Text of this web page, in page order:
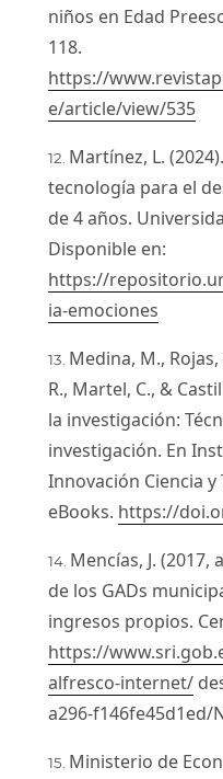
niños en Edad
118.
https://
e/article/view/535
Martínez, L.
tecnología para el
de 4 años.
Disponible en:
https://
ia-emociones
Medina, M.,
R., Martel, C., &
la investigación:
investigación. En
Innovación Ciencia
eBooks. https://
Mencías, J.
de los GADs
ingresos propios.
https://
alfresco-internet/
a296-f146fe45d1ed/
Ministerio de